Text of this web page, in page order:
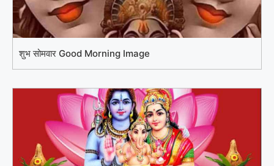
शुभ सोमवार Good Morning Image